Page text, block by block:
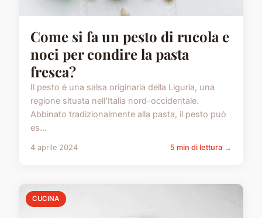
Come si fa un pesto di rucola e
noci per condire la pasta
fresca?
Il pesto è una salsa originaria della Liguria, una
regione situata nell'Italia nord-occidentale.
Abbinato tradizionalmente alla pasta, il pesto può
es...
4 aprile 2024 5 min di lettura →
CUCINA